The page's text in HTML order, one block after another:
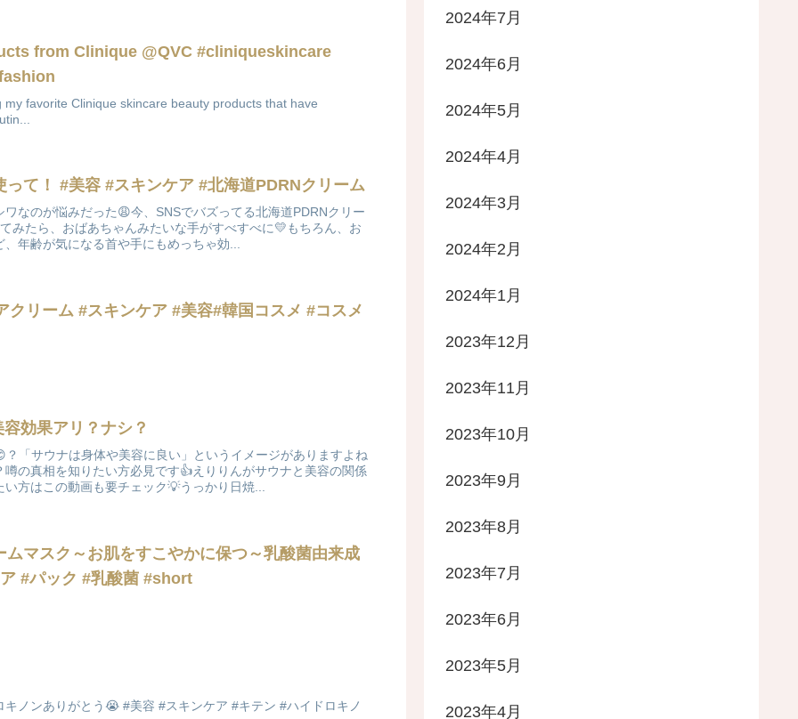
from Clinique @QVC #cliniqueskincare
my favorite Clinique skincare beauty products that have
って！ #美容 #スキンケア #北海道PDRNクリーム
なのが悩みだった😩今、SNSでバズってる北海道PDRNクリー
みたら、おばあちゃんみたいな手がすべすべに💛もちろん、お
年齢が気になる首や手にもめっちゃ効...
クリーム #スキンケア #美容#韓国コスメ #コスメ
効果アリ？ナシ？
「サウナは身体や美容に良い」というイメージがありますよね
の真相を知りたい方必見です👍えりりんがサウナと美容の関係
方はこの動画も要チェック💡うっかり日焼...
ムマスク～お肌をすこやかに保つ～乳酸菌由来成
#パック #乳酸菌 #short
ノンありがとう😭 #美容 #スキンケア #キテン #ハイドロキノ
2024年7月
2024年6月
2024年5月
2024年4月
2024年3月
2024年2月
2024年1月
2023年12月
2023年11月
2023年10月
2023年9月
2023年8月
2023年7月
2023年6月
2023年5月
2023年4月